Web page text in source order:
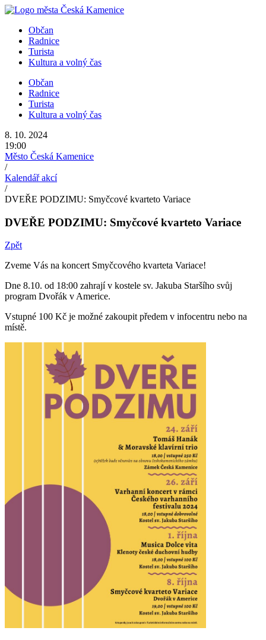
Přejít
obsahuObčan
Radnice
Turista
Kultura a volný čas
Občan
Radnice
Turista
Kultura a volný čas
8. 10. 2024
19:00
Město Česká Kamenice
/
Kalendář akcí
/
DVEŘE PODZIMU: Smyčcové kvarteto Variace
DVEŘE PODZIMU: Smyčcové kvarteto Variace
Zpět
Zveme Vás na koncert Smyčcového kvarteta Variace!
Dne 8.10. od 18:00 zahrají v kostele sv. Jakuba Staršího svůj
program Dvořák v Americe.
Vstupné 100 Kč je možné zakoupit předem v infocentru nebo na
místě.